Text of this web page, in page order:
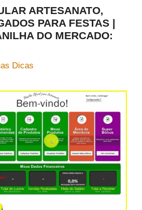
ARTESANATO,
PARA FESTAS |
DO MERCADO:
Dicas